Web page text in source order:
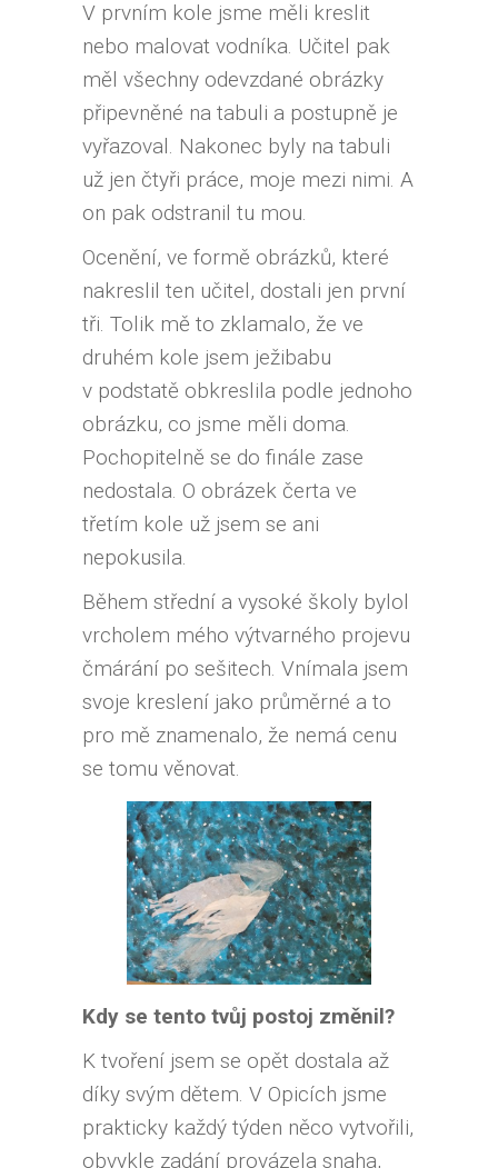
V prvním kole jsme měli kreslit
nebo malovat vodníka. Učitel pak
měl všechny odevzdané obrázky
připevněné na tabuli a postupně je
vyřazoval. Nakonec byly na tabuli
už jen čtyři práce, moje mezi nimi. A
on pak odstranil tu mou.
Ocenění, ve formě obrázků, které
nakreslil ten učitel, dostali jen první
tři. Tolik mě to zklamalo, že ve
druhém kole jsem ježibabu
v podstatě obkreslila podle jednoho
obrázku, co jsme měli doma.
Pochopitelně se do finále zase
nedostala. O obrázek čerta ve
třetím kole už jsem se ani
nepokusila.
Během střední a vysoké školy bylol
vrcholem mého výtvarného projevu
čmárání po sešitech. Vnímala jsem
svoje kreslení jako průměrné a to
pro mě znamenalo, že nemá cenu
se tomu věnovat.
Kdy se tento tvůj postoj změnil?
K tvoření jsem se opět dostala až
díky svým dětem. V Opicích jsme
prakticky každý týden něco vytvořili,
obvykle zadání provázela snaha,